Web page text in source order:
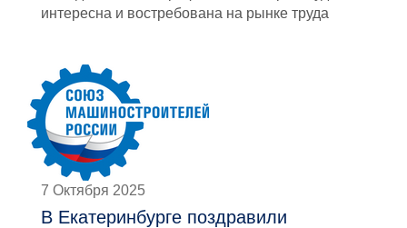
интересна и востребована на рынке труда
7 Октября 2025
В Екатеринбурге поздравили